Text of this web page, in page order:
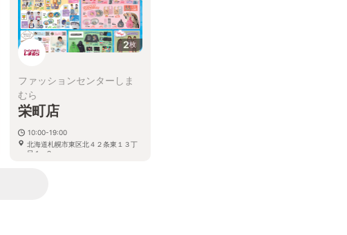
2枚
ファッションセンターしま
むら
栄町店
10:00-19:00
北海道札幌市東区北４２条東１３丁
目１−２